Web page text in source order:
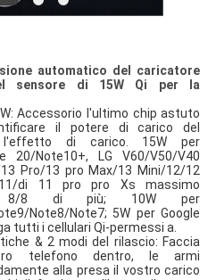
automatico del caricatore
sensore di 15W Qi per la
Accessorio l'ultimo chip astuto
il potere di carico del
l'effetto di carico.
15W per
20/Note10+, LG V60/V50/V40
Pro/13 pro Max/13 Mini/12/12
di 11 pro pro Xs massimo
X 8/8 di più;
10W per
Note8/Note7; 5W per Google
tutti i cellulari Qi-permessi a.
& 2 modi del rilascio: Faccia
telefono dentro, le armi
alla presa il vostro carico